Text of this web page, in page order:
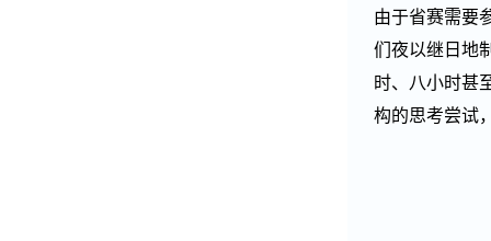
由于省赛需要
们夜以继日地
时、八小时甚
构的思考尝试